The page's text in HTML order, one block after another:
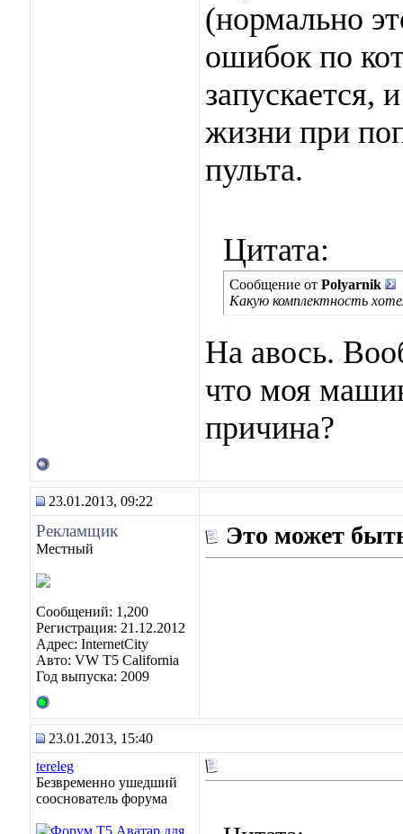
(нормально
ошибок по
запускается,
жизни при
пульта.
Цитата:
Сообщение от Polyarnik
Какую комплектность
На авось.
что моя
причина?
23.01.2013, 09:22
Рекламщик
Местный
Сообщений: 1,200
Регистрация: 21.12.2012
Адрес: InternetCity
Авто: VW T5 California
Год выпуска: 2009
Это может
23.01.2013, 15:40
tereleg
Безвременно ушедший
сооснователь форума